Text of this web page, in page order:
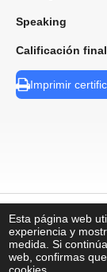
Esta página web
experiencia y
medida. Si
web, confirmas
Imprimir
⠀